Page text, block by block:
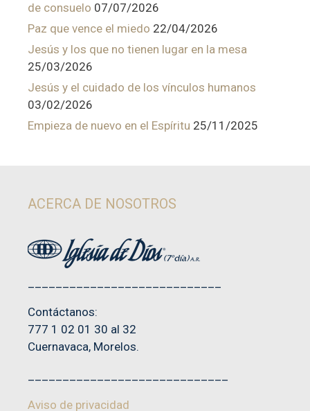
de consuelo 07/07/2026
Paz que vence el miedo 22/04/2026
Jesús y los que no tienen lugar en la mesa
25/03/2026
Jesús y el cuidado de los vínculos humanos
03/02/2026
Empieza de nuevo en el Espíritu 25/11/2025
ACERCA DE NOSOTROS
Contáctanos:
777 1 02 01 30 al 32
Cuernavaca, Morelos.
Aviso de privacidad